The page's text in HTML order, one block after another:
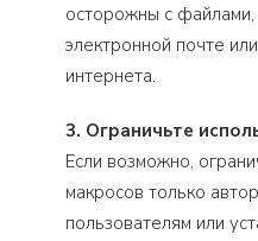
осторожны с
электронной почте
интернета.
3. Ограничьте
Если возможно,
макросов только
пользователям или